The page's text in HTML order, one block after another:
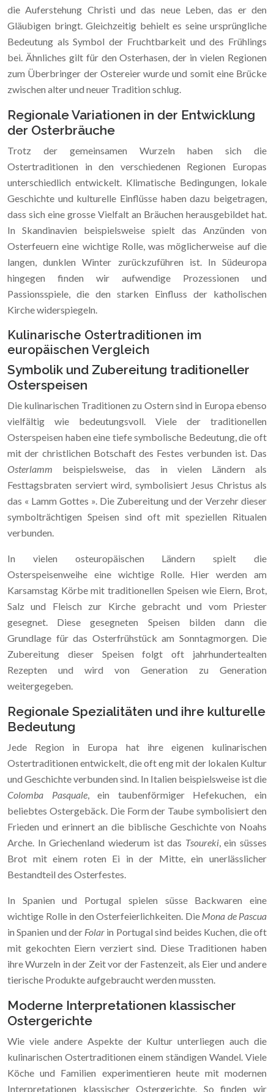
die Auferstehung Christi und das neue Leben, das er den
Gläubigen bringt. Gleichzeitig behielt es seine ursprüngliche
Bedeutung als Symbol der Fruchtbarkeit und des Frühlings
bei. Ähnliches gilt für den Osterhasen, der in vielen Regionen
zum Überbringer der Ostereier wurde und somit eine Brücke
zwischen alter und neuer Tradition schlug.
Regionale Variationen in der Entwicklung
der Osterbräuche
Trotz der gemeinsamen Wurzeln haben sich die
Ostertraditionen in den verschiedenen Regionen Europas
unterschiedlich entwickelt. Klimatische Bedingungen, lokale
Geschichte und kulturelle Einflüsse haben dazu beigetragen,
dass sich eine grosse Vielfalt an Bräuchen herausgebildet hat.
In Skandinavien beispielsweise spielt das Anzünden von
Osterfeuern eine wichtige Rolle, was möglicherweise auf die
langen, dunklen Winter zurückzuführen ist. In Südeuropa
hingegen finden wir aufwendige Prozessionen und
Passionsspiele, die den starken Einfluss der katholischen
Kirche widerspiegeln.
Kulinarische Ostertraditionen im
europäischen Vergleich
Symbolik und Zubereitung traditioneller
Osterspeisen
Die kulinarischen Traditionen zu Ostern sind in Europa ebenso
vielfältig wie bedeutungsvoll. Viele der traditionellen
Osterspeisen haben eine tiefe symbolische Bedeutung, die oft
mit der christlichen Botschaft des Festes verbunden ist. Das
Osterlamm beispielsweise, das in vielen Ländern als
Festtagsbraten serviert wird, symbolisiert Jesus Christus als
das « Lamm Gottes ». Die Zubereitung und der Verzehr dieser
symbolträchtigen Speisen sind oft mit speziellen Ritualen
verbunden.
In vielen osteuropäischen Ländern spielt die
Osterspeisenweihe eine wichtige Rolle. Hier werden am
Karsamstag Körbe mit traditionellen Speisen wie Eiern, Brot,
Salz und Fleisch zur Kirche gebracht und vom Priester
gesegnet. Diese gesegneten Speisen bilden dann die
Grundlage für das Osterfrühstück am Sonntagmorgen. Die
Zubereitung dieser Speisen folgt oft jahrhundertealten
Rezepten und wird von Generation zu Generation
weitergegeben.
Regionale Spezialitäten und ihre kulturelle
Bedeutung
Jede Region in Europa hat ihre eigenen kulinarischen
Ostertraditionen entwickelt, die oft eng mit der lokalen Kultur
und Geschichte verbunden sind. In Italien beispielsweise ist die
Colomba Pasquale, ein taubenförmiger Hefekuchen, ein
beliebtes Ostergebäck. Die Form der Taube symbolisiert den
Frieden und erinnert an die biblische Geschichte von Noahs
Arche. In Griechenland wiederum ist das Tsoureki, ein süsses
Brot mit einem roten Ei in der Mitte, ein unerlässlicher
Bestandteil des Osterfestes.
In Spanien und Portugal spielen süsse Backwaren eine
wichtige Rolle in den Osterfeierlichkeiten. Die Mona de Pascua
in Spanien und der Folar in Portugal sind beides Kuchen, die oft
mit gekochten Eiern verziert sind. Diese Traditionen haben
ihre Wurzeln in der Zeit vor der Fastenzeit, als Eier und andere
tierische Produkte aufgebraucht werden mussten.
Moderne Interpretationen klassischer
Ostergerichte
Wie viele andere Aspekte der Kultur unterliegen auch die
kulinarischen Ostertraditionen einem ständigen Wandel. Viele
Köche und Familien experimentieren heute mit modernen
Interpretationen klassischer Ostergerichte. So finden wir